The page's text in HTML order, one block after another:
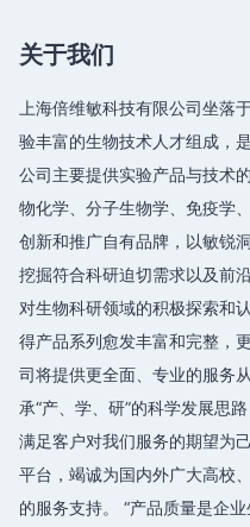
关于我们
上海倍维敏科技有限公司坐落
验丰富的生物技术人才组成，
公司主要提供实验产品与技术
物化学、分子生物学、免疫学
创新和推广自有品牌，以敏锐
挖掘符合科研迫切需求以及前
对生物科研领域的积极探索和
得产品系列愈发丰富和完整，
司将提供更全面、专业的服务
承“产、学、研”的科学发展思
满足客户对我们服务的期望为
平台，竭诚为国内外广大高校
的服务支持。 “产品质量是企